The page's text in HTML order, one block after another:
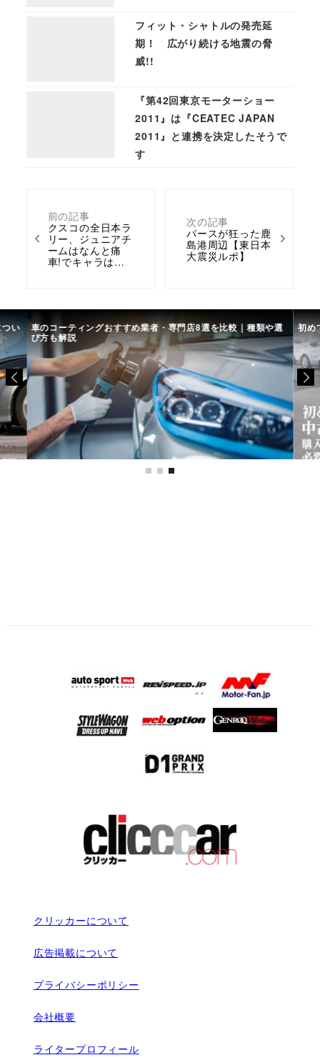
前の記事
クスコの全日本ラ
リー、ジュニアチ
ームはなんと痛
車!でキャラは…
次の記事
パースが狂った鹿
島港周辺【東日本
大震災ルポ】
フィット・シャトルの発売延
期！ 広がり続ける地震の脅
威!!
『第42回東京モーターショー
2011』は『CEATEC JAPAN
2011』と連携を決定したそうで
す
い 車のコーティングおすすめ業者・専門店8選を比較｜種類や選
び方も解説
初め
クリッカーについて
広告掲載について
プライバシーポリシー
会社概要
ライタープロフィール